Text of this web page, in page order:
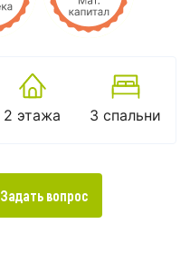
2 этажа 3 спальни
Задать вопрос